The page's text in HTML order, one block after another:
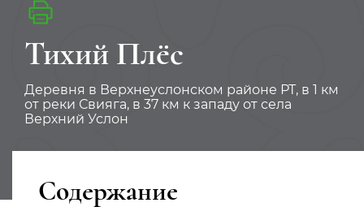
Тихий Плёс
Деревня в Верхнеуслонском районе РТ, в 1 км
от реки Свияга, в 37 км к западу от села
Верхний Услон
Содержание